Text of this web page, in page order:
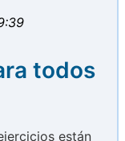
todos
están